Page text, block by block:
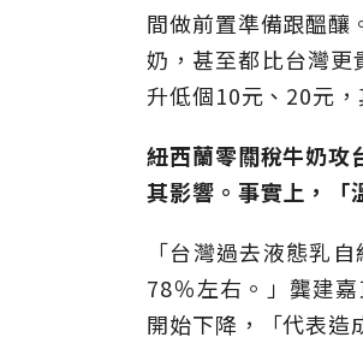
間做前置準備跟醞釀
奶，甚至都比台灣
升低個10元、20元，
紐西蘭零關稅牛奶攻
其影響。事實上，「
「台灣過去液態乳
78％左右。」龔建
開始下降，「代表造